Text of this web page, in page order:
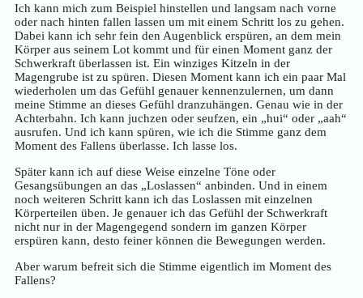
Ich kann mich zum Beispiel hinstellen und langsam nach vorne
oder nach hinten fallen lassen um mit einem Schritt los zu gehen.
Dabei kann ich sehr fein den Augenblick erspüren, an dem mein
Körper aus seinem Lot kommt und für einen Moment ganz der
Schwerkraft überlassen ist. Ein winziges Kitzeln in der
Magengrube ist zu spüren. Diesen Moment kann ich ein paar Mal
wiederholen um das Gefühl genauer kennenzulernen, um dann
meine Stimme an dieses Gefühl dranzuhängen. Genau wie in der
Achterbahn. Ich kann juchzen oder seufzen, ein „hui“ oder „aah“
ausrufen. Und ich kann spüren, wie ich die Stimme ganz dem
Moment des Fallens überlasse. Ich lasse los.
Später kann ich auf diese Weise einzelne Töne oder
Gesangsübungen an das „Loslassen“ anbinden. Und in einem
noch weiteren Schritt kann ich das Loslassen mit einzelnen
Körperteilen üben. Je genauer ich das Gefühl der Schwerkraft
nicht nur in der Magengegend sondern im ganzen Körper
erspüren kann, desto feiner können die Bewegungen werden.
Aber warum befreit sich die Stimme eigentlich im Moment des
Fallens?